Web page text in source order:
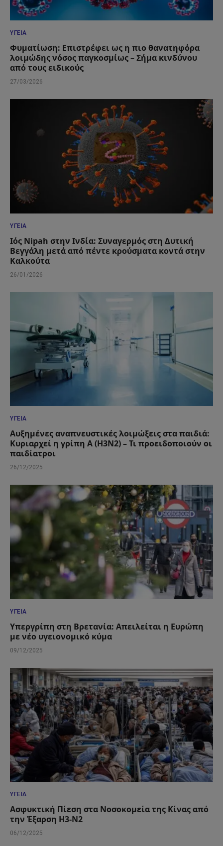
ΥΓΕΊΑ
Φυματίωση: Επιστρέφει ως η πιο θανατηφόρα
λοιμώδης νόσος παγκοσμίως – Σήμα κινδύνου
από τους ειδικούς
27/03/2026
ΥΓΕΊΑ
Ιός Nipah στην Ινδία: Συναγερμός στη Δυτική
Βεγγάλη μετά από πέντε κρούσματα κοντά στην
Καλκούτα
26/01/2026
ΥΓΕΊΑ
Αυξημένες αναπνευστικές λοιμώξεις στα παιδιά:
Κυριαρχεί η γρίπη Α (Η3Ν2) – Τι προειδοποιούν οι
παιδίατροι
26/12/2025
ΥΓΕΊΑ
Υπεργρίπη στη Βρετανία: Απειλείται η Ευρώπη
με νέο υγειονομικό κύμα
09/12/2025
ΥΓΕΊΑ
Ασφυκτική Πίεση στα Νοσοκομεία της Κίνας από
την Έξαρση H3-N2
06/12/2025